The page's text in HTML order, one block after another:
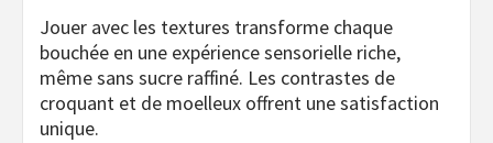
Jouer avec les textures transforme chaque
bouchée en une expérience sensorielle riche,
même sans sucre raffiné. Les contrastes de
croquant et de moelleux offrent une satisfaction
unique.